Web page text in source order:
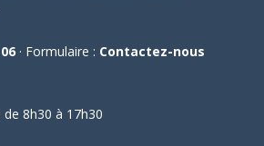
· Formulaire : Contactez-nous
8h30 à 17h30